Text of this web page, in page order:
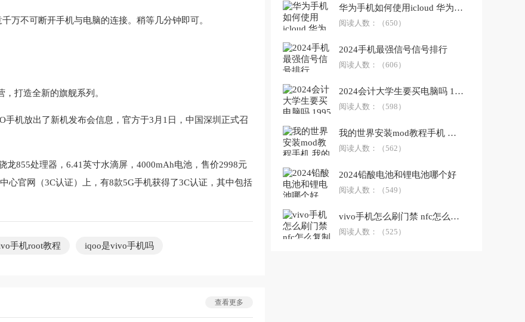
万不可断开手机与电脑的连接。稍等几分钟即可。
打造全新的旗舰系列。
手机放出了新机发布会信息，官方于3月1日，中国深圳正式召
855处理器，6.41英寸水滴屏，4000mAh电池，售价2998元
心官网（3C认证）上，有8款5G手机获得了3C认证，其中包括
手机root教程 iqoo是vivo手机吗
查看更多
华为手机如何使用icloud 华为miniwifi如何使用
阅读人数： （650）
2024手机最强信号信号排行
阅读人数： （606）
2024会计大学生要买电脑吗 1995到2024多少周岁
阅读人数： （598）
我的世界安装mod教程手机 我的世界模组安装教程
阅读人数： （562）
2024铅酸电池和锂电池哪个好
阅读人数： （549）
vivo手机怎么刷门禁 nfc怎么复制门禁卡vivo
阅读人数： （525）